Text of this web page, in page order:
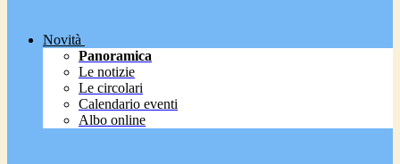
Novità
Panoramica
Le notizie
Le circolari
Calendario eventi
Albo online